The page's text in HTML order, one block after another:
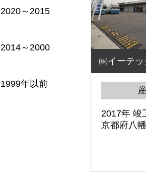
㈱イーテ
2017年 竣
京都府八
2020～2015
2014～2000
1999年以前